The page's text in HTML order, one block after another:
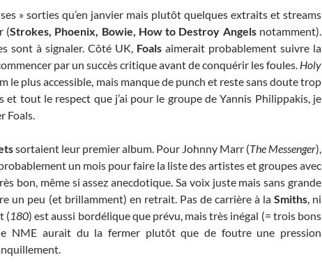
» sorties qu’en janvier mais plutôt quelques extraits et streams
(Strokes, Phoenix, Bowie, How to Destroy Angelsnotamment).
sont à signaler. Côté UK, Foals aimerait probablement suivre la
par un succès critique avant de conquérir les foules. Holy
le plus accessible, mais manque de punch et reste sans doute trop
et tout le respect que j’ai pour le groupe de Yannis Philippakis, je
Foals.
sortaient leur premier album. Pour Johnny Marr (The Messenger),
un mois pour faire la liste des artistes et groupes avec
bon, même si assez anecdotique. Sa voix juste mais sans grande
un peu (et brillamment) en retrait. Pas de carrière à la Smiths, ni
(180) est aussi bordélique que prévu, mais très inégal (= trois bons
NME aurait du la fermer plutôt que de foutre une pression